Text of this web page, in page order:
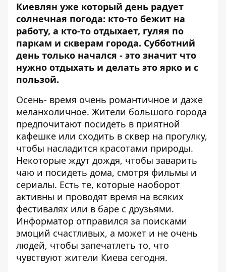
Киевлян уже который день радует
солнечная погода: кто-то бежит на
работу, а кто-то отдыхает, гуляя по
паркам и скверам города. Субботний
день только начался - это значит что
нужно отдыхать и делать это ярко и с
пользой.
Осень- время очень романтичное и даже
меланхоличное. Жители большого города
предпочитают посидеть в приятной
кафешке или сходить в сквер на прогулку,
чтобы насладится красотами природы.
Некоторые ждут дождя, чтобы заварить
чаю и посидеть дома, смотря фильмы и
сериалы. Есть те, которые наоборот
активны и проводят время на всяких
фестивалях или в баре с друзьями.
Информатор отправился за поисками
эмоций счастливых, а может и не очень
людей, чтобы запечатлеть то, что
чувствуют жители Киева сегодня.